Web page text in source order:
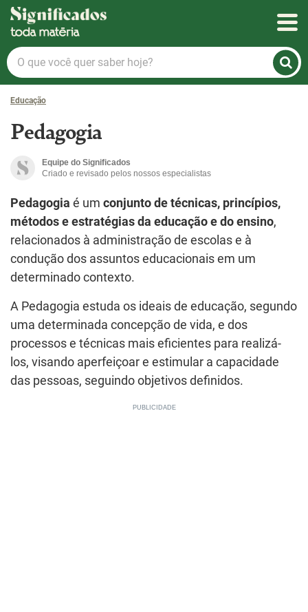
Significados
O
que
você
quer
hoje?
Educação
Pedagogia
Equipe do Significados
Criado e revisado pelos nossos especialistas
Pedagogia é um conjunto de técnicas, princípios,
métodos e estratégias da educação e do ensino,
relacionados à administração de escolas e à
condução dos assuntos educacionais em um
determinado contexto.
A Pedagogia estuda os ideais de educação, segundo
uma determinada concepção de vida, e dos
processos e técnicas mais eficientes para realizá-
los, visando aperfeiçoar e estimular a capacidade
das pessoas, seguindo objetivos definidos.